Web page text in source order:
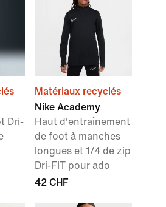
Dri-
Matériaux recyclés
Nike Academy
Haut d'entraînement
de foot à manches
longues et 1/4 de zip
Dri-FIT pour ado
42 CHF